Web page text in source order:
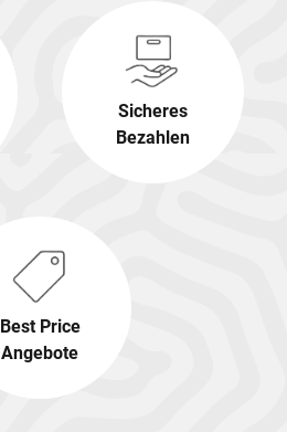
Sicheres
Bezahlen
Best Price
Angebote